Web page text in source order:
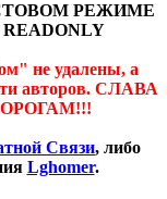
РЕЖИМЕ
не удалены, а
авторов. СЛАВА
Связи, либо
Lghomer.